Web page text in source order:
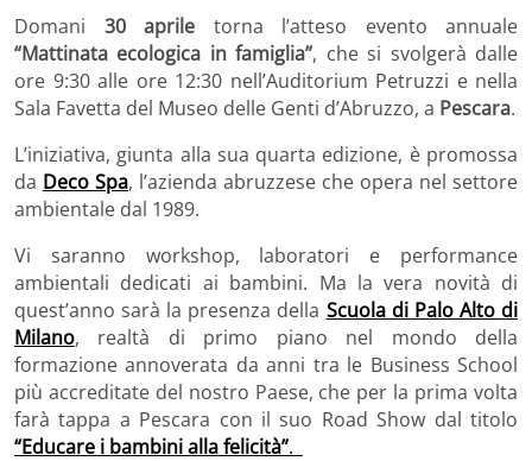
Domani 30 aprile torna l’atteso evento annuale
“Mattinata ecologica in famiglia”, che si svolgerà dalle
ore 9:30 alle ore 12:30 nell’Auditorium Petruzzi e nella
Sala Favetta del Museo delle Genti d’Abruzzo, a Pescara.
L’iniziativa, giunta alla sua quarta edizione, è promossa
da Deco Spa, l’azienda abruzzese che opera nel settore
ambientale dal 1989.
Vi saranno workshop, laboratori e performance
ambientali dedicati ai bambini. Ma la vera novità di
quest’anno sarà la presenza della Scuola di Palo Alto di
Milano, realtà di primo piano nel mondo della
formazione annoverata da anni tra le Business School
più accreditate del nostro Paese, che per la prima volta
farà tappa a Pescara con il suo Road Show dal titolo
“Educare i bambini alla felicità”.